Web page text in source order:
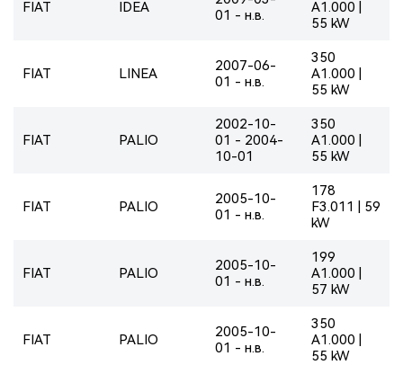
FIAT IDEA
01 - н.в.
A1.000 |
55 kW
FIAT LINEA
2007-06-
01 - н.в.
350
A1.000 |
55 kW
FIAT PALIO
2002-10-
01 - 2004-
10-01
350
A1.000 |
55 kW
FIAT PALIO
2005-10-
01 - н.в.
178
F3.011 | 59
kW
FIAT PALIO
2005-10-
01 - н.в.
199
A1.000 |
57 kW
FIAT PALIO
2005-10-
01 - н.в.
350
A1.000 |
55 kW